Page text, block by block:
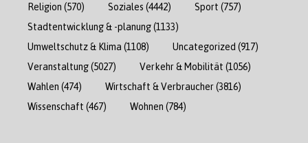
Religion (570) Soziales (4442) Sport (757)
Stadtentwicklung & -planung(1133)
Umweltschutz & Klima (1108) Uncategorized (917)
Veranstaltung(5027) Verkehr & Mobilität (1056)
Wahlen (474) Wirtschaft & Verbraucher(3816)
Wissenschaft (467) Wohnen (784)